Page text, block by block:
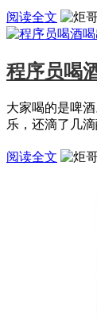
阅读全文
程序员喝
大家喝的是啤
乐，还滴了几
阅读全文